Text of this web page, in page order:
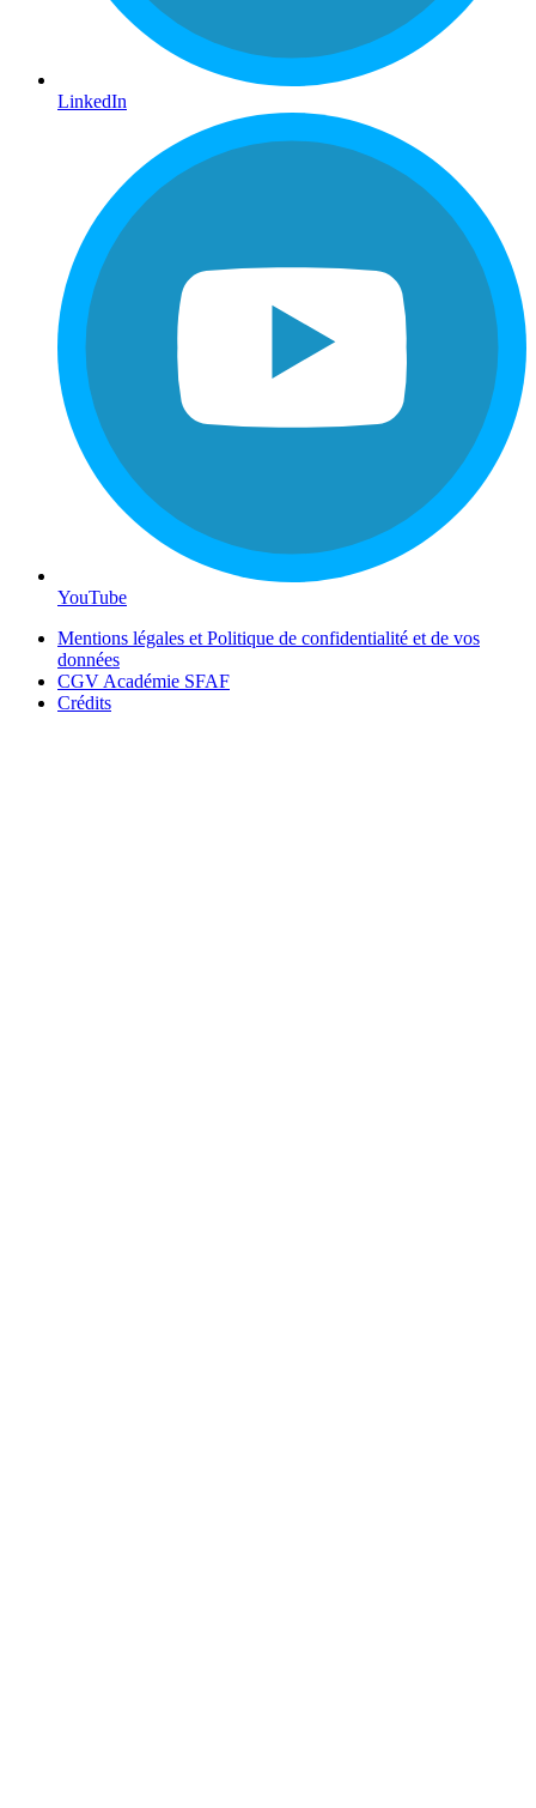
LinkedIn
YouTube
Mentions légales et Politique de confidentialité et de vos
données
CGV Académie SFAF
Crédits